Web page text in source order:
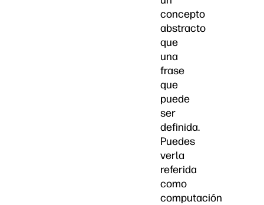
concepto
abstracto
que
una
frase
que
puede
ser
definida.
Puedes
verla
referida
como
computación